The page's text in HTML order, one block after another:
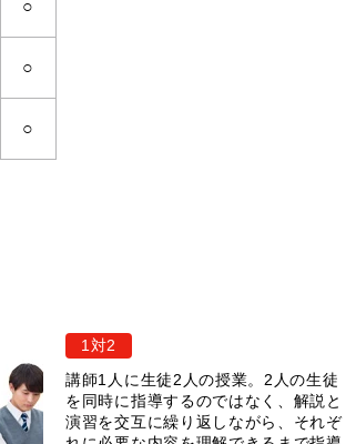
○
○
○
1対2
講師1人に生徒2人の授業。2人の生徒
を同時に指導するのではなく、解説と
演習を交互に繰り返しながら、それぞ